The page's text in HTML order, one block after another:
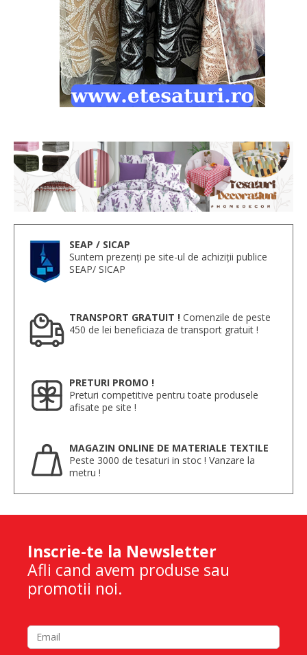
SEAP / SICAP
Suntem prezenți pe site-ul de achiziții publice
SEAP/ SICAP
TRANSPORT GRATUIT ! Comenzile de peste
450 de lei beneficiaza de transport gratuit !
PRETURI PROMO !
Preturi competitive pentru toate produsele
afisate pe site !
MAGAZIN ONLINE DE MATERIALE TEXTILE
Peste 3000 de tesaturi in stoc ! Vanzare la
metru !
Inscrie-te la Newsletter
Afli cand avem produse sau
promotii noi.